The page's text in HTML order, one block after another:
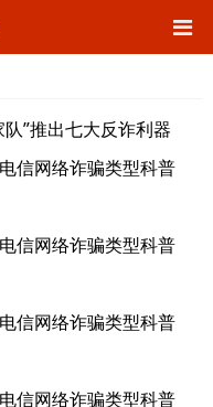
”推出七大反诈利器
信网络诈骗类型科普
信网络诈骗类型科普
信网络诈骗类型科普
信网络诈骗类型科普